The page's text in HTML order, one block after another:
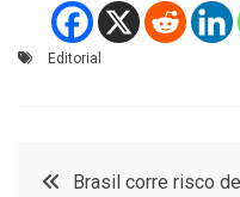
Editorial
Navegação
Brasil corre risco